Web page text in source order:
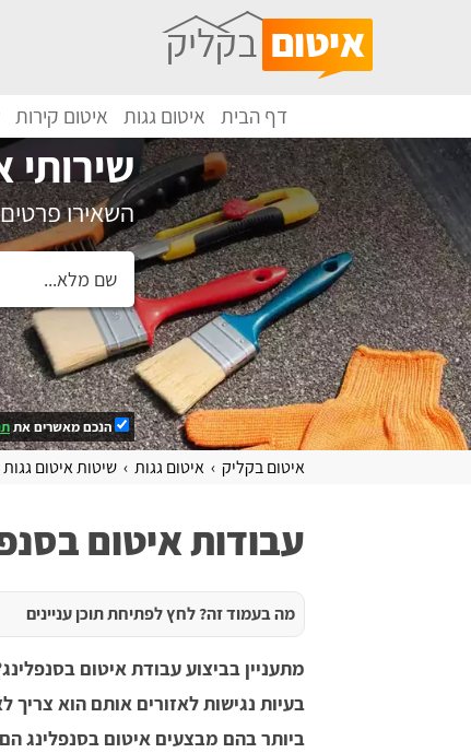
דף הבית איטום גגות איטום קירות
שירותי
השאירו
הנכם מאשרים את
איטום בקליק איטום גגות שיטות איטום גגות
עבודות איטום
מה בעמוד זה? לחץ לפתיחת תוכן עניינים
מתעניין בביצוע עבודת איטום
בעיות נגישות לאזורים אותם הוא צריך
ביותר בהם מבצעים איטום בסנפלינג